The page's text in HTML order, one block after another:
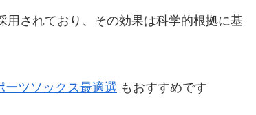
されており、その効果は科学的根拠に基
ツソックス最適選 もおすすめです